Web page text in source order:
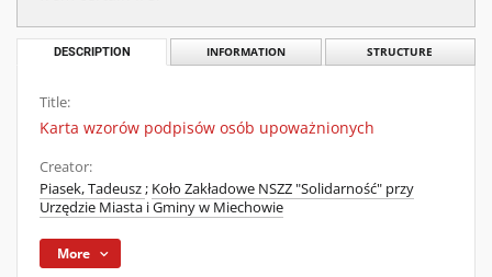
DESCRIPTION INFORMATION STRUCTURE
Title:
Karta wzorów podpisów osób upoważnionych
Creator:
Piasek, Tadeusz; Koło Zakładowe NSZZ "Solidarność" przy
Urzędzie Miasta i Gminy w Miechowie
More